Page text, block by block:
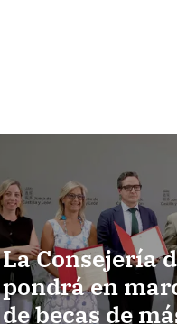
La Consejería
pondrá en
de becas de